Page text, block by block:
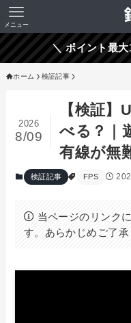
メニュー
＼ ポイント最
ホーム 検証記事
【検証
べる？｜
有線が無
2026
8/09
検証記事 FPS
当ページのリンク
す。あらかじめご了承